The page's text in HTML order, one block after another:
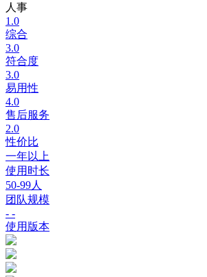
人事
1.0
综合
3.0
符合度
3.0
易用性
4.0
售后服务
2.0
性价比
一年以上
使用时长
50-99人
团队规模
- -
使用版本